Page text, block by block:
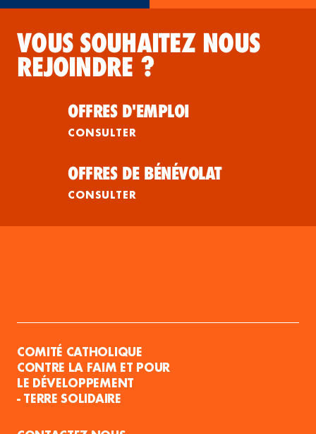
VOUS SOUHAITEZ NOUS
REJOINDRE ?
OFFRES D'EMPLOI
CONSULTER
OFFRES DE BÉNÉVOLAT
CONSULTER
COMITÉ CATHOLIQUE
CONTRE LA FAIM ET POUR
LE DÉVELOPPEMENT
- TERRE SOLIDAIRE